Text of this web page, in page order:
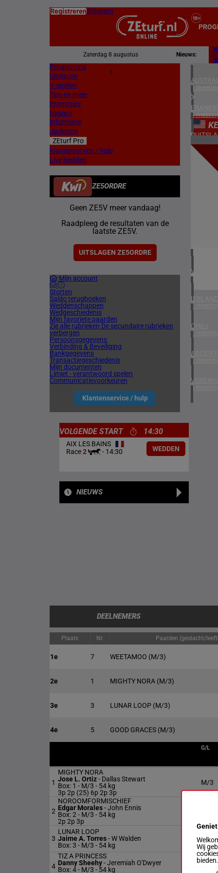
RegistrerenInloggen
Zaterdag 8 augustus Nieuws:
Programma
Uitslagen
V-spellen
Tips en meer
Promoties
Nieuws
Informatie
Jackpots
ZEturf Pro
Klantenservice / hulp
Live beelden
ZE5ORDRE
Geen ZE5V meer vandaag!
Raadpleeg de resultaten van de
laatste ZE5V.
UITSLAGEN ZE5ORDRE
Mijn account
Storten
Saldo terugboeken
Weddenschappen
Wedgeschiedenis
Mijn favoriete paarden
Zie alle rubrieken De secundaire rubrieken
verbergen
Persoonsgegevens
Verbinding & Beveiliging
Bankgegevens
Transactiegeschiedenis
Mijn documenten
Limiet - verantwoord spelen
Communicatievoorkeuren
Klantenservice / hulp
4
5
ZWEDEN
3
1
5
IERLAND
1
CHILI
1
1
4
4
17/04/
VOLGENDE START 14:30
AIX LES BAINS
Race2 - 14:30 WEDDEN
NIEUWS
DEELNEMERS
Plaats Nr. Paarden (geslacht/
1e 7 WEETAMOO (M/3)
2e 1 MIGHTY NORA (M/3)
3e 3 LUNAR LOOP (M/3)
4e 5 GOOD GRACES (M/3)
G/L
1
MIGHTY NORA
Jose L. Ortiz- Dallas Stewart
Box: 1 - M/3 - 54 kg
3p 2p (25) 6p 2p 3p
M/3
2
NOROOMFORMISCHIEF
Edgar Morales-John Ennis
Box: 2 - M/3 - 54 kg
2p 2p 3p
3
LUNAR LOOP
Jaime A. Torres-W Walden
Box: 3 - M/3 - 54 kg
M/3
4
TIZ A PRINCESS
Danny Sheehy-Jeremiah O'Dwyer
Box: 4 - M/3 - 54 kg
Wij